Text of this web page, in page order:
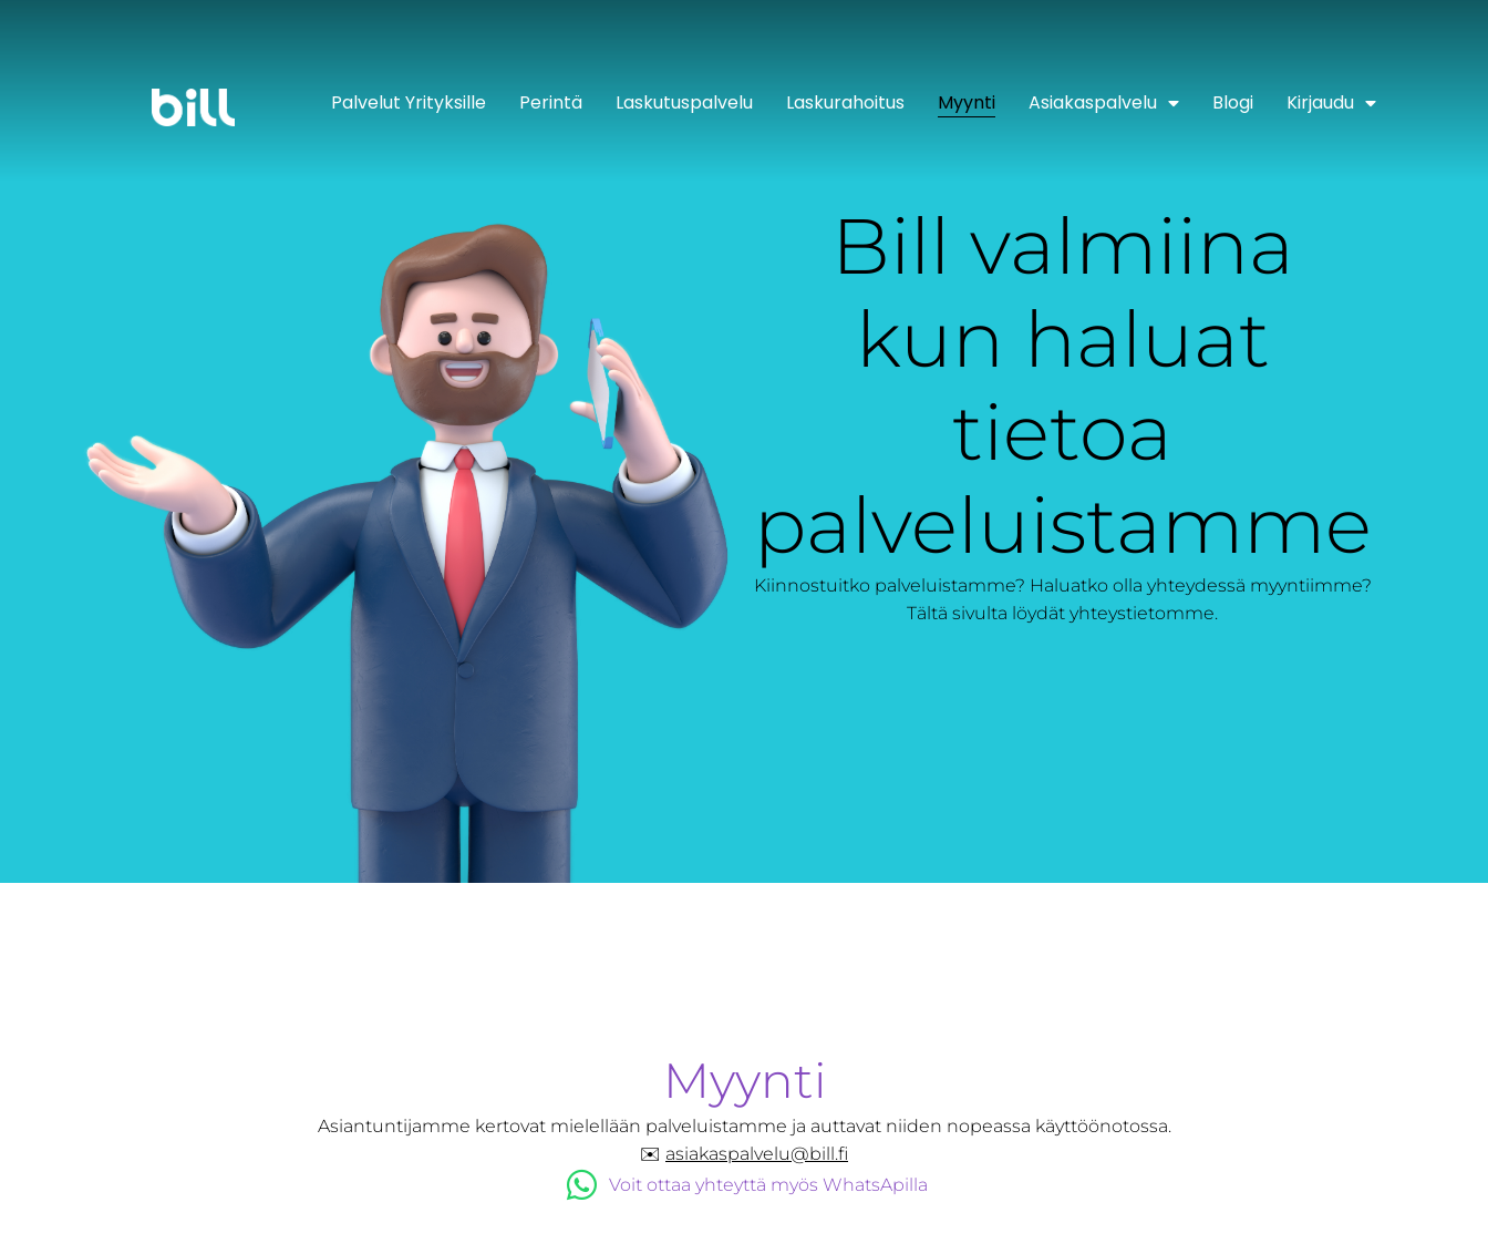
Palvelut Yrityksille Perintä Laskutuspalvelu Laskurahoitus Myynti Asiakaspalvelu Blogi Kirjaudu
Bill valmiina
kun haluat
tietoa
palveluistamme
Kiinnostuitko palveluistamme? Haluatko olla yhteydessä myyntiimme?
Tältä sivulta löydät yhteystietomme.
Myynti
Asiantuntijamme kertovat mielellään palveluistamme ja auttavat niiden nopeassa käyttöönotossa.
✉️ asiakaspalvelu@bill.fi
Voit ottaa yhteyttä myös WhatsApilla